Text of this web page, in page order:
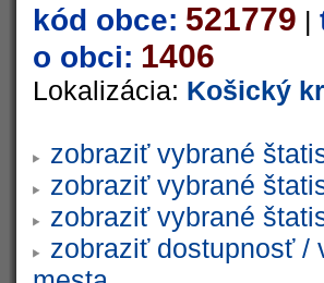
kód obce: 521779 |
o obci: 1406
Lokalizácia: Košický
zobraziť vybrané
zobraziť vybrané
zobraziť vybrané
zobraziť dostupnosť /